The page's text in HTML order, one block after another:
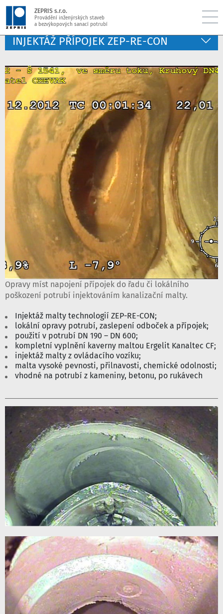
ZEPRIS s.r.o.
Provádění inženýrských staveb
a bezvýkopových sanací potrubí
INJEKTÁŽ PŘÍPOJEK ZEP-RE-CON
Opravy míst napojení přípojek do řadu či lokálního
poškození potrubí injektováním kanalizační malty.
Injektáž malty technologií ZEP-RE-CON;
lokální opravy potrubí, zaslepení odboček a přípojek;
použití v potrubí DN 190 – DN 600;
kompletní vyplnění kaverny maltou Ergelit Kanaltec CF;
injektáž malty z ovládacího vozíku;
malta vysoké pevnosti, přilnavosti, chemické odolnosti;
vhodné na potrubí z kameniny, betonu, po rukávech